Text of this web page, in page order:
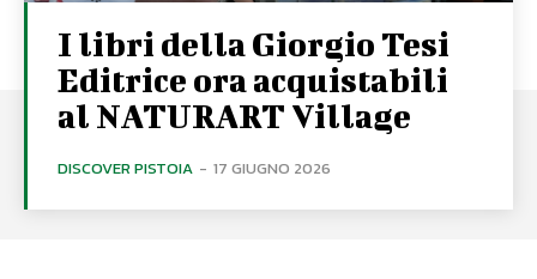
I libri della Giorgio Tesi
Editrice ora acquistabili
al NATURART Village
DISCOVER PISTOIA - 17 GIUGNO 2026